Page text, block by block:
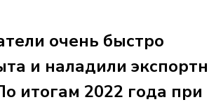
очень быстро
и наладили
итогам 2022 года при